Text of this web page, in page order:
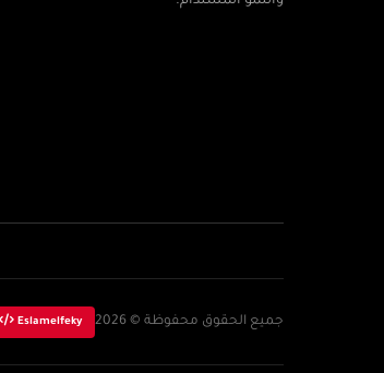
جميع الحقوق محفوظة © 2026 Eslamelfeky